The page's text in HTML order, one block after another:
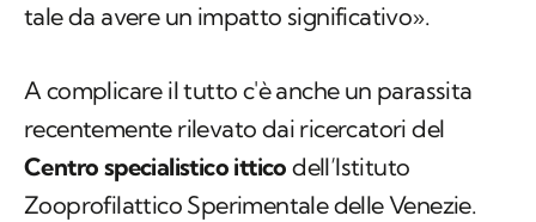
tale da avere un impatto significativo».
A complicare il tutto c'è anche un parassita
recentemente rilevato dai ricercatori del
Centro specialistico ittico dell’Istituto
Zooprofilattico Sperimentale delle Venezie.